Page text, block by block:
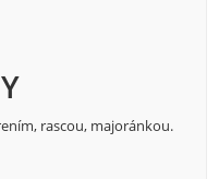
rascou, majoránkou.